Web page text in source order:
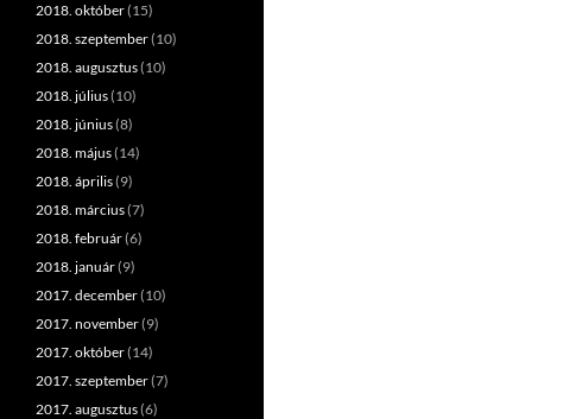
2018. október(15)
2018. szeptember(10)
2018. augusztus(10)
2018. július(10)
2018. június(8)
2018. május(14)
2018. április(9)
2018. március(7)
2018. február(6)
2018. január(9)
2017. december(10)
2017. november(9)
2017. október(14)
2017. szeptember(7)
2017. augusztus(6)